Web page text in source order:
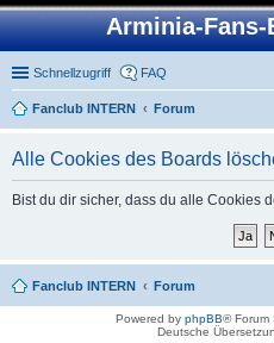
Arminia-Fans-
Schnellzugriff FAQ
Fanclub INTERN Forum
Alle Cookies des Boards
Bist du dir sicher, dass du alle Cookies
Fanclub INTERN Forum
Powered by phpBB® Forum
Deutsche